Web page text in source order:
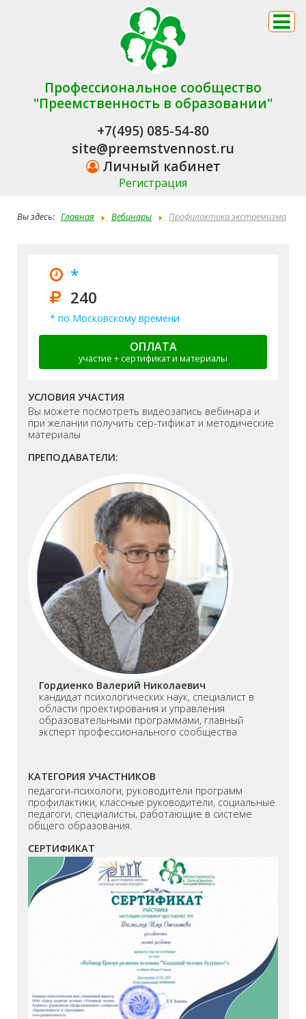
Профессиональное сообщество
"Преемственность в образовании"
+7(495) 085-54-80
site@preemstvennost.ru
Личный кабинет
Регистрация
Вы здесь: Главная Вебинары
Профилактика экстремизма
*
240
* по Московскому времени
ОПЛАТА
участие + сертификат и материалы
УСЛОВИЯ УЧАСТИЯ
Вы можете посмотреть видеозапись вебинара и
при желании получить сер-тификат и методические
материалы
ПРЕПОДАВАТЕЛИ:
Гордиенко Валерий Николаевич
кандидат психологических наук, специалист в
области проектирования и управления
образовательными программами, главный
эксперт профессионального сообщества
КАТЕГОРИЯ УЧАСТНИКОВ
педагоги-психологи, руководители программ
профилактики, классные руководители, социальные
педагоги, специалисты, работающие в системе
общего образования.
СЕРТИФИКАТ